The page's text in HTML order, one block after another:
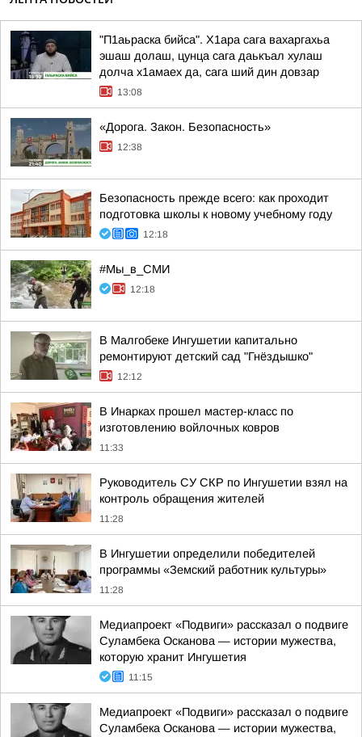
"П1аьраска бийса". Х1ара сага вахаргахьа
эшаш долаш, цунца сага даькъал хулаш
долча х1амаех да, сага ший дин довзар
13:08
«Дорога. Закон. Безопасность»
12:38
Безопасность прежде всего: как проходит
подготовка школы к новому учебному году
12:18
#Мы_в_СМИ
12:18
В Малгобеке Ингушетии капитально
ремонтируют детский сад "Гнёздышко"
12:12
В Инарках прошел мастер-класс по
изготовлению войлочных ковров
11:33
Руководитель СУ СКР по Ингушетии взял на
контроль обращения жителей
11:28
В Ингушетии определили победителей
программы «Земский работник культуры»
11:28
Медиапроект «Подвиги» рассказал о подвиге
Суламбека Осканова — истории мужества,
которую хранит Ингушетия
11:15
Медиапроект «Подвиги» рассказал о подвиге
Суламбека Осканова — истории мужества,